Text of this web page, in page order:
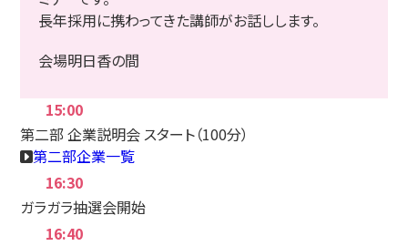
長年採用に携わってきた講師がお話しします。
会場明日香の間
15:00
第二部 企業説明会 スタート（100分）
第二部企業一覧
16:30
ガラガラ抽選会開始
16:40